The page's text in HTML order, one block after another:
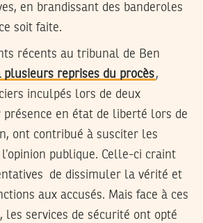
en brandissant des banderoles
soit faite.
récents au tribunal de Ben
plusieurs reprises du procès,
inculpés lors de deux
en état de liberté lors de
ont contribué à susciter les
publique. Celle-ci craint
de dissimuler la vérité et
aux accusés. Mais face à ces
les services de sécurité ont opté